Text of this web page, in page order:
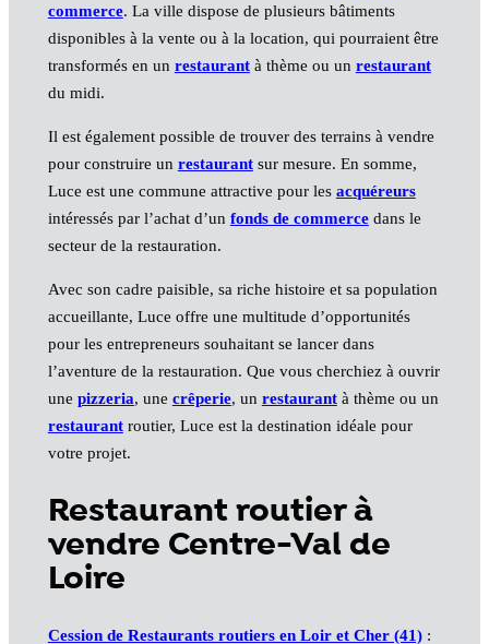
commerce. La ville dispose de plusieurs bâtiments
disponibles à la vente ou à la location, qui pourraient être
transformés en un restaurantà thème ou un restaurant
du midi.
Il est également possible de trouver des terrains à vendre
pour construire un restaurantsur mesure. En somme,
Luce est une commune attractive pour les acquéreurs
intéressés par l’achat d’un fonds de commercedans le
secteur de la restauration.
Avec son cadre paisible, sa riche histoire et sa population
accueillante, Luce offre une multitude d’opportunités
pour les entrepreneurs souhaitant se lancer dans
l’aventure de la restauration. Que vous cherchiez à ouvrir
une pizzeria, une crêperie, un restaurantà thème ou un
restaurantroutier, Luce est la destination idéale pour
votre projet.
Restaurant routier à
vendre Centre-Val de
Loire
Cession de Restaurants routiers en Loir et Cher (41):